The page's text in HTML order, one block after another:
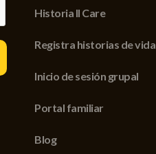
Historia II Care
Registra historias de vida
Inicio de sesión grupal
Portal familiar
Blog